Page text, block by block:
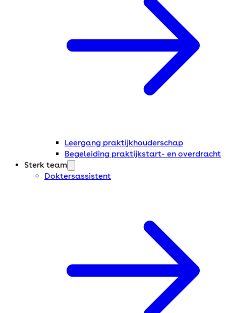
Leergang praktijkhouderschap
Begeleiding praktijkstart- en overdracht
Sterk team
Doktersassistent